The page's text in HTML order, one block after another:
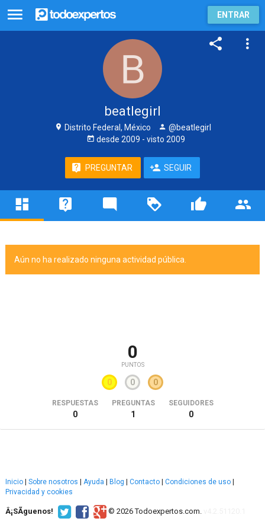
ENTRAR
beatlegirl
Distrito Federal, México
@beatlegirl
desde 2009 - visto 2009
PREGUNTAR SEGUIR
Aún no ha realizado ninguna actividad pública.
0
PUNTOS
0 0 0
RESPUESTAS
0
PREGUNTAS
1
SEGUIDORES
0
Inicio Sobre nosotros Ayuda Blog Contacto Condiciones de uso
Privacidad y cookies
Â¡SÃ­guenos! © 2026 Todoexpertos.com.